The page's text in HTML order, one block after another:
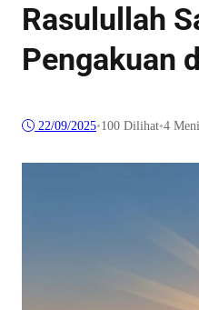
Rasulullah
Pengakuan
22/09/2025•100 Dilihat•4